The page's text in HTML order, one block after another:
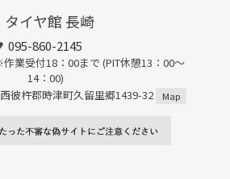
タイヤ館 長崎
095-860-2145
業受付18：00まで (PIT休憩13：00～
14：00)
彼杵郡時津町久留里郷1439-32
Map